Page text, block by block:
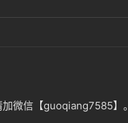
微信【guoqiang7585】。